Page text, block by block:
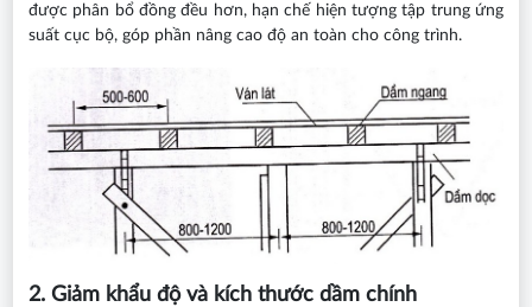
được phân bổ đồng đều hơn, hạn chế hiện tượng tập trung ứng
suất cục bộ, góp phần nâng cao độ an toàn cho công trình.
2. Giảm khẩu độ và kích thước dầm chính